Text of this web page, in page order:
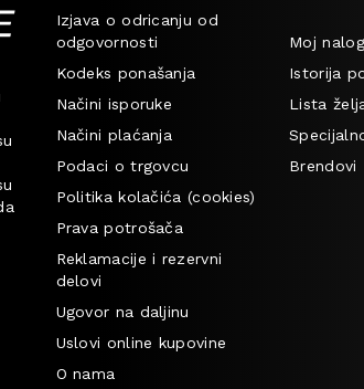
Izjava o odricanju od
odgovornosti
Kodeks ponašanja
Načini isporuke
Načini plaćanja
Podaci o trgovcu
Politika kolačića (cookies)
Prava potrošača
Reklamacije i rezervni
delovi
Ugovor na daljinu
Uslovi online kupovine
O nama
Moj nalog
Istorija
Lista
Brendovi